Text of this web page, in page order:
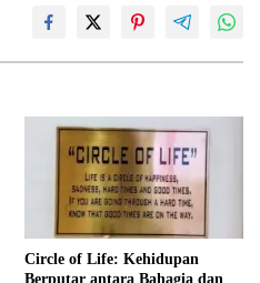
Circle of Life: Kehidupan
Berputar antara Bahagia dan